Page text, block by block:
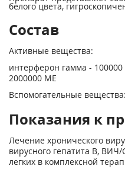
белого цвета,
Состав
Активные вещества:
интерферон гамма - 100000
2000000 ME
Вспомогательные
Показания к
Лечение хронического
вирусного гепатита В,
легких в комплексной